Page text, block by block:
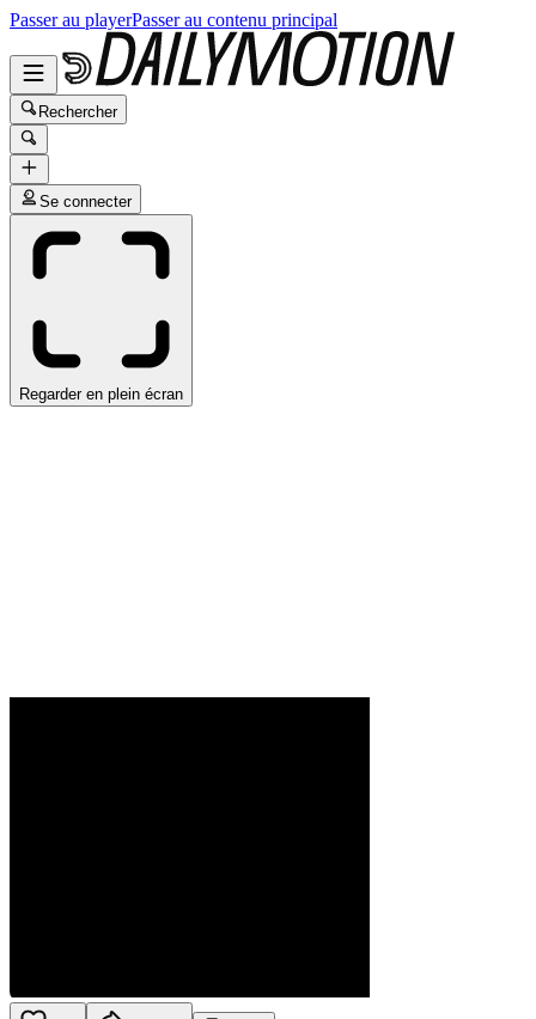
Passer au playerPasser au contenu principal
Rechercher
Se connecter
Regarder en plein écran